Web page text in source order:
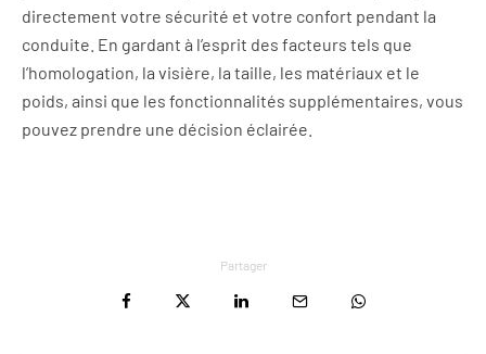
directement votre sécurité et votre confort pendant la
conduite. En gardant à l’esprit des facteurs tels que
l’homologation, la visière, la taille, les matériaux et le
poids, ainsi que les fonctionnalités supplémentaires, vous
pouvez prendre une décision éclairée.
Partager